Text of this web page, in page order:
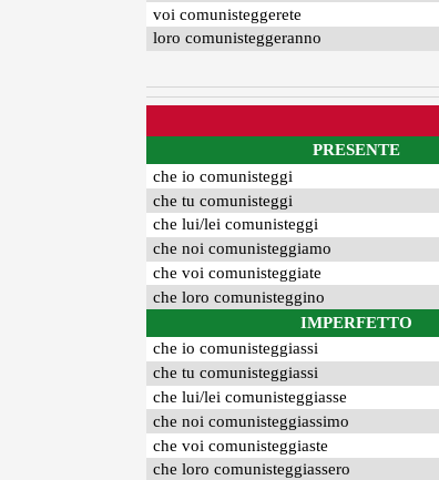
voi comunisteggerete
loro comunisteggeranno
PRESENTE
che io comunisteggi
che tu comunisteggi
che lui/lei comunisteggi
che noi comunisteggiamo
che voi comunisteggiate
che loro comunisteggino
IMPERFETTO
che io comunisteggiassi
che tu comunisteggiassi
che lui/lei comunisteggiasse
che noi comunisteggiassimo
che voi comunisteggiaste
che loro comunisteggiassero